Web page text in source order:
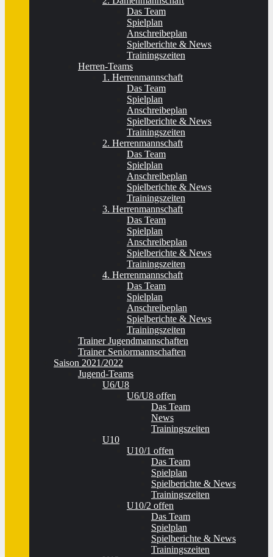
Das Team
Spielplan
Anschreibeplan
Spielberichte & News
Trainingszeiten
Herren-Teams
1. Herrenmannschaft
Das Team
Spielplan
Anschreibeplan
Spielberichte & News
Trainingszeiten
2. Herrenmannschaft
Das Team
Spielplan
Anschreibeplan
Spielberichte & News
Trainingszeiten
3. Herrenmannschaft
Das Team
Spielplan
Anschreibeplan
Spielberichte & News
Trainingszeiten
4. Herrenmannschaft
Das Team
Spielplan
Anschreibeplan
Spielberichte & News
Trainingszeiten
Trainer Jugendmannschaften
Trainer Seniormannschaften
Saison 2021/2022
Jugend-Teams
U6/U8
U6/U8 offen
Das Team
News
Trainingszeiten
U10
U10/1 offen
Das Team
Spielplan
Spielberichte & News
Trainingszeiten
U10/2 offen
Das Team
Spielplan
Spielberichte & News
Trainingszeiten